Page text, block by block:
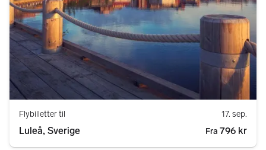
Flybilletter til 17. sep.
Luleå, Sverige Fra 796 kr